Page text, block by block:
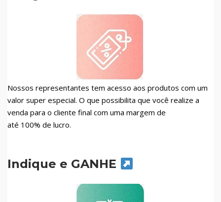
Nossos representantes tem acesso aos produtos com um
valor super especial. O que possibilita que você realize a
venda para o cliente final com uma margem de
até 100% de lucro.
Indique e GANHE